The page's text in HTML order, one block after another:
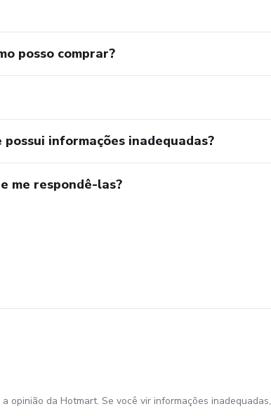
posso comprar?
informações inadequadas?
me respondê-las?
opinião da Hotmart. Se você vir informações inadequadas,